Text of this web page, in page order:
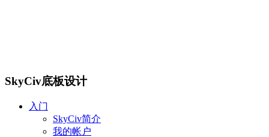
SkyCiv底板设计
入门
SkyCiv简介
我的帐户